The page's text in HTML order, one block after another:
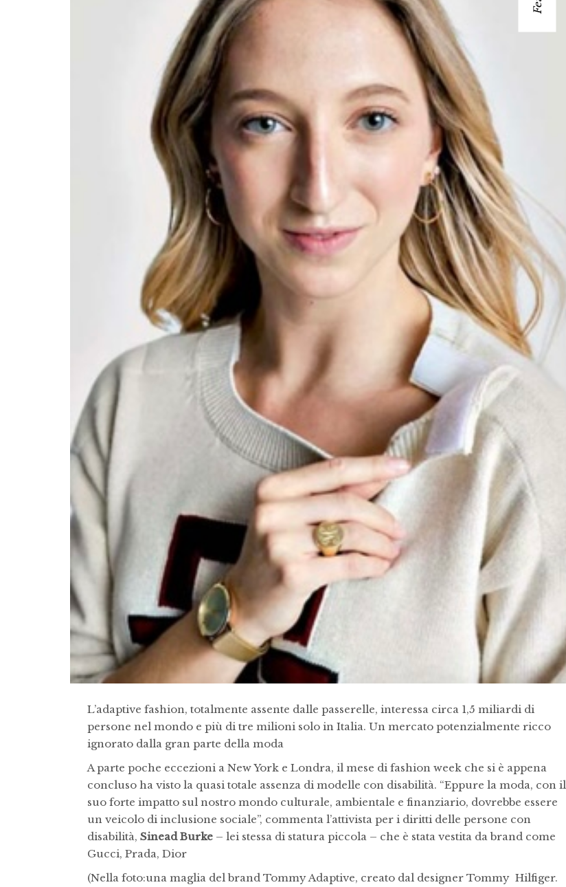
L’adaptive fashion, totalmente assente dalle passerelle, interessa circa 1,5 miliardi di
persone nel mondo e più di tre milioni solo in Italia. Un mercato potenzialmente ricco
ignorato dalla gran parte della moda
A parte poche eccezioni a New York e Londra, il mese di fashion week che si è appena
concluso ha visto la quasi totale assenza di modelle con disabilità. “Eppure la moda, con il
suo forte impatto sul nostro mondo culturale, ambientale e finanziario, dovrebbe essere
un veicolo di inclusione sociale”, commenta l’attivista per i diritti delle persone con
disabilità, Sinead Burke – lei stessa di statura piccola – che è stata vestita da brand come
Gucci, Prada, Dior
(Nella foto:una maglia del brand Tommy Adaptive, creato dal designer Tommy Hilfiger.